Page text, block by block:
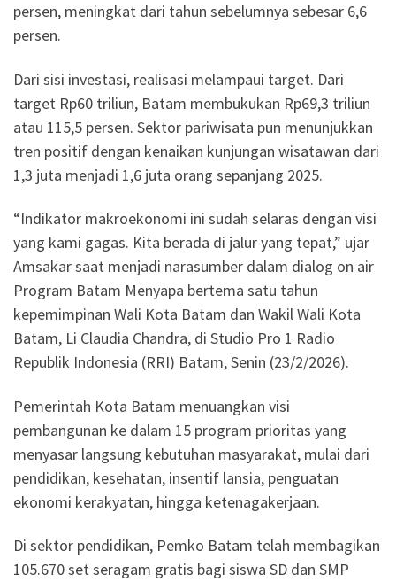
persen, meningkat dari tahun sebelumnya sebesar 6,6
persen.
Dari sisi investasi, realisasi melampaui target. Dari
target Rp60 triliun, Batam membukukan Rp69,3 triliun
atau 115,5 persen. Sektor pariwisata pun menunjukkan
tren positif dengan kenaikan kunjungan wisatawan dari
1,3 juta menjadi 1,6 juta orang sepanjang 2025.
“Indikator makroekonomi ini sudah selaras dengan visi
yang kami gagas. Kita berada di jalur yang tepat,” ujar
Amsakar saat menjadi narasumber dalam dialog on air
Program Batam Menyapa bertema satu tahun
kepemimpinan Wali Kota Batam dan Wakil Wali Kota
Batam, Li Claudia Chandra, di Studio Pro 1 Radio
Republik Indonesia (RRI) Batam, Senin (23/2/2026).
Pemerintah Kota Batam menuangkan visi
pembangunan ke dalam 15 program prioritas yang
menyasar langsung kebutuhan masyarakat, mulai dari
pendidikan, kesehatan, insentif lansia, penguatan
ekonomi kerakyatan, hingga ketenagakerjaan.
Di sektor pendidikan, Pemko Batam telah membagikan
105.670 set seragam gratis bagi siswa SD dan SMP